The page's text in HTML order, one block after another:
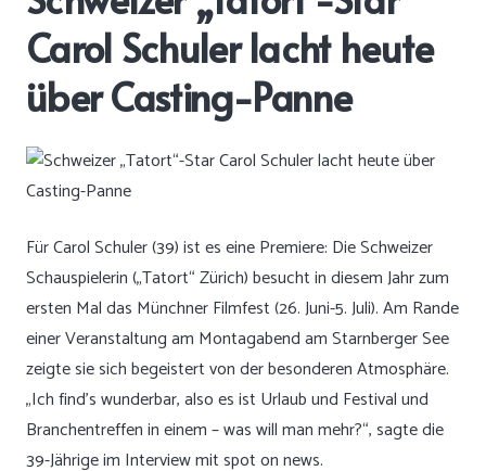
Carol Schuler lacht heute
über Casting-Panne
Für Carol Schuler (39) ist es eine Premiere: Die Schweizer
Schauspielerin („Tatort“ Zürich) besucht in diesem Jahr zum
ersten Mal das Münchner Filmfest (26. Juni-5. Juli). Am Rande
einer Veranstaltung am Montagabend am Starnberger See
zeigte sie sich begeistert von der besonderen Atmosphäre.
„Ich find’s wunderbar, also es ist Urlaub und Festival und
Branchentreffen in einem – was will man mehr?“, sagte die
39-Jährige im Interview mit spot on news.